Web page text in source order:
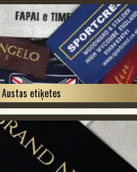
Austas etiķetes